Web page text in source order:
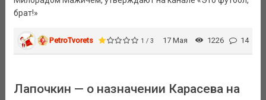
брат!»
PetroTvorets 1 / 3 17 Мая 1226 14
Лапочкин — о назначении Карасева на